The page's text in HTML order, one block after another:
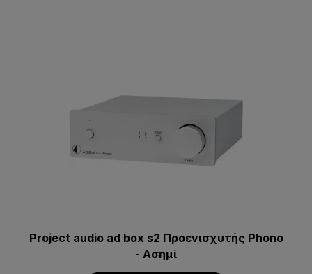
Project audio ad box s2 Προενισχυτής Phono
- Ασημί